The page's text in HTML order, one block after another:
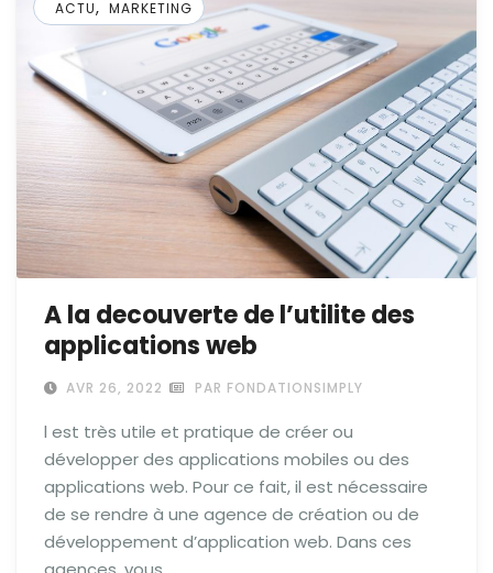
ACTU, MARKETING
A la decouverte de l’utilite des
applications web
AVR 26, 2022 PAR FONDATIONSIMPLY
l est très utile et pratique de créer ou
développer des applications mobiles ou des
applications web. Pour ce fait, il est nécessaire
de se rendre à une agence de création ou de
développement d’application web. Dans ces